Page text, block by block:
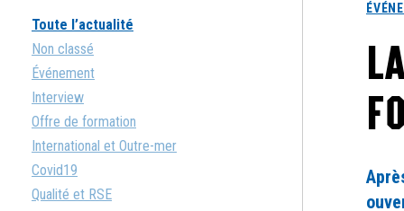
Toute l’actualité
Non classé
Événement
Interview
Offre de formation
International et Outre-mer
Covid19
Qualité et RSE